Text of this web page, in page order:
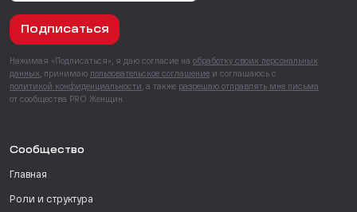
Подписаться
Нажимая «Подписаться», я даю согласие на обработку своих персональных
данных , принимаю пользовательское соглашение и соглашаюсь с
политикой конфиденциальности , а также разрешаю отправлять мне письма
от сообщества PRO Женщин.
Сообщество
Главная
Роли и структура